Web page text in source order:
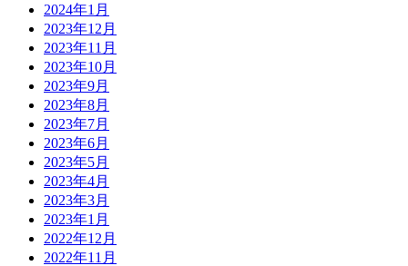
2024年1月
2023年12月
2023年11月
2023年10月
2023年9月
2023年8月
2023年7月
2023年6月
2023年5月
2023年4月
2023年3月
2023年1月
2022年12月
2022年11月